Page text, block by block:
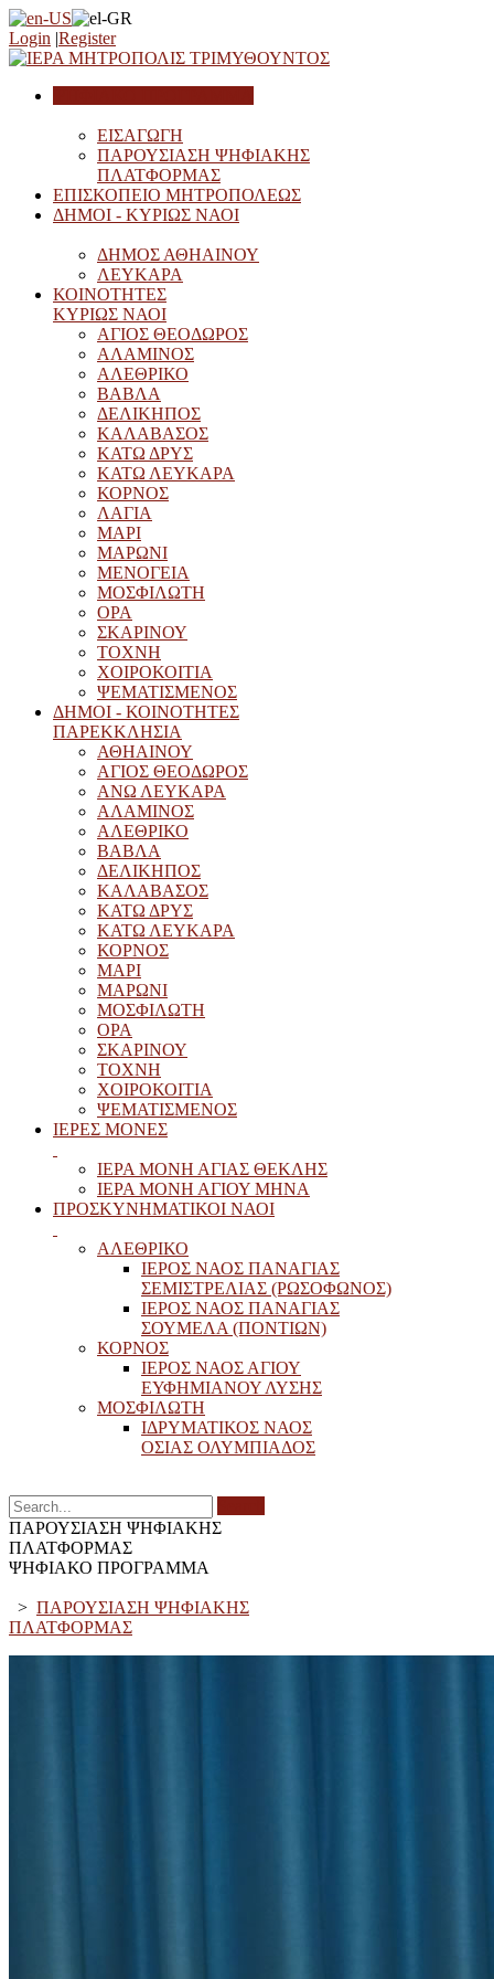
Login |Register
ΕΙΣΑΓΩΓΗ
ΠΑΡΟΥΣΙΑΣΗ ΨΗΦΙΑΚΗΣ
ΠΛΑΤΦΟΡΜΑΣ
ΕΠΙΣΚΟΠΕΙΟ ΜΗΤΡΟΠΟΛΕΩΣ
ΔΗΜΟΙ - ΚΥΡΙΩΣ ΝΑΟΙ
ΔΗΜΟΣ ΑΘΗAIΝΟΥ
ΛΕΥΚΑΡΑ
ΚΟΙΝΟΤΗΤΕΣ
ΚΥΡΙΩΣ ΝΑΟΙ
ΑΓΙΟΣ ΘΕΟΔΩΡΟΣ
ΑΛΑΜΙΝΟΣ
ΑΛΕΘΡΙΚΟ
ΒΑΒΛΑ
ΔΕΛΙΚΗΠΟΣ
ΚΑΛΑΒΑΣΟΣ
ΚΑΤΩ ΔΡΥΣ
ΚΑΤΩ ΛΕΥΚΑΡΑ
ΚΟΡΝΟΣ
ΛΑΓΙΑ
ΜΑΡΙ
ΜΑΡΩΝΙ
ΜΕΝΟΓΕΙΑ
ΜΟΣΦΙΛΩΤΗ
ΟΡΑ
ΣΚΑΡΙΝΟΥ
ΤΟΧΝΗ
ΧΟΙΡΟΚΟΙΤΙΑ
ΨΕΜΑΤΙΣΜΕΝΟΣ
ΔΗΜΟΙ - ΚΟΙΝΟΤΗΤΕΣ
ΠΑΡΕΚΚΛΗΣΙΑ
ΑΘΗΑΙΝΟΥ
ΑΓΙΟΣ ΘΕΟΔΩΡΟΣ
ΑΝΩ ΛΕΥΚΑΡΑ
ΑΛΑΜΙΝΟΣ
ΑΛΕΘΡΙΚΟ
ΒΑΒΛΑ
ΔΕΛΙΚΗΠΟΣ
ΚΑΛΑΒΑΣΟΣ
ΚΑΤΩ ΔΡΥΣ
ΚΑΤΩ ΛΕΥΚΑΡΑ
ΚΟΡΝΟΣ
ΜΑΡΙ
ΜΑΡΩΝΙ
ΜΟΣΦΙΛΩΤΗ
ΟΡΑ
ΣΚΑΡΙΝΟΥ
ΤΟΧΝΗ
ΧΟΙΡΟΚΟΙΤΙΑ
ΨΕΜΑΤΙΣΜΕΝΟΣ
ΙΕΡΕΣ ΜΟΝΕΣ
ΙΕΡΑ ΜΟΝΗ ΑΓΙΑΣ ΘΕΚΛΗΣ
ΙΕΡΑ ΜΟΝΗ ΑΓΙΟΥ ΜΗΝΑ
ΠΡΟΣΚΥΝΗΜΑΤΙΚΟΙ ΝΑΟΙ
ΑΛΕΘΡΙΚΟ
ΙΕΡΟΣ ΝΑΟΣ ΠΑΝΑΓΙΑΣ
ΣΕΜΙΣΤΡΕΛΙΑΣ (ΡΩΣΟΦΩΝΟΣ)
ΙΕΡΟΣ ΝΑΟΣ ΠΑΝΑΓΙΑΣ
ΣΟΥΜΕΛΑ (ΠΟΝΤΙΩΝ)
ΚΟΡΝΟΣ
ΙΕΡΟΣ ΝΑΟΣ ΑΓΙΟΥ
ΕΥΦΗΜΙΑΝΟΥ ΛΥΣΗΣ
ΜΟΣΦΙΛΩΤΗ
ΙΔΡΥΜΑΤΙΚΟΣ ΝΑΟΣ
ΟΣΙΑΣ ΟΛΥΜΠΙΑΔΟΣ
ΠΑΡΟΥΣΙΑΣΗ ΨΗΦΙΑΚΗΣ
ΠΛΑΤΦΟΡΜΑΣ
ΨΗΦΙΑΚΟ ΠΡΟΓΡΑΜΜΑ
> ΠΑΡΟΥΣΙΑΣΗ ΨΗΦΙΑΚΗΣ
ΠΛΑΤΦΟΡΜΑΣ